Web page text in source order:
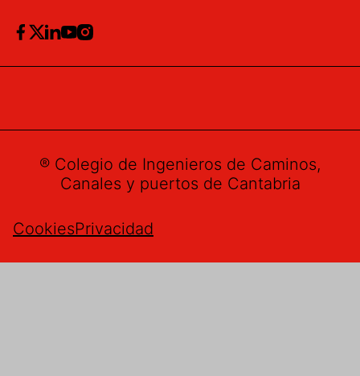
® Colegio de Ingenieros de Caminos,
Canales y puertos de Cantabria
CookiesPrivacidad